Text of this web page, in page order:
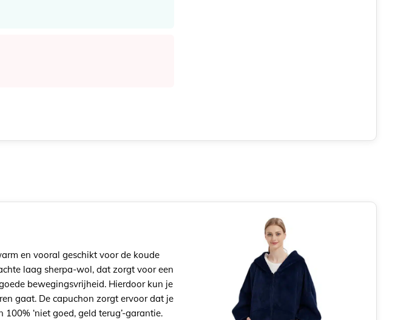
en vooral geschikt voor de koude
laag sherpa-wol, dat zorgt voor een
bewegingsvrijheid. Hierdoor kun je
gaat. De capuchon zorgt ervoor dat je
‘niet goed, geld terug’-garantie.